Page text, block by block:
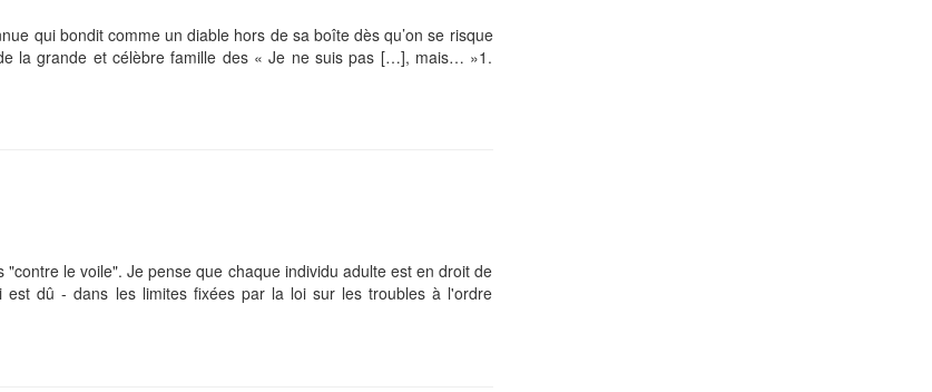
qui bondit comme un diable hors de sa boîte dès qu’on se risque
la grande et célèbre famille des « Je ne suis pas […], mais… »1.
le voile". Je pense que chaque individu adulte est en droit de
dû - dans les limites fixées par la loi sur les troubles à l'ordre